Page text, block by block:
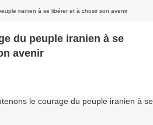
iranien à se libérer et à chosir son avenir
du peuple iranien à se
avenir